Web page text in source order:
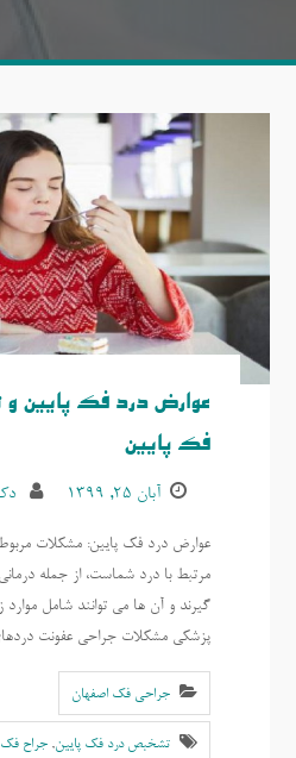
عوارض درد فک پایین
فک پایین
آبان ۲۵, ۱۳۹۹
عوارض درد فک پایین: مشکلات
مرتبط با درد شماست، از جمله
گیرند و آن ها می توانند شامل موارد
پزشکی مشکلات جراحی عفونت
جراحی فک اصفهان
تشخبص درد فک پایین, جراح